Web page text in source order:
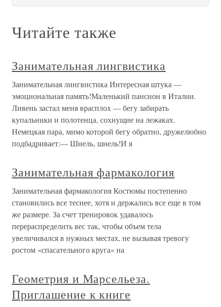
Читайте также
Занимательная лингвистика
Занимательная лингвистика Интересная штука —
эмоциональная память!Маленький пансион в Италии.
Ливень застал меня врасплох — бегу забирать
купальники и полотенца, сохнущие на лежаках.
Немецкая пара, мимо которой бегу обратно, дружелюбно
подбадривает:— Шнель, шнель!И я
Занимательная фармакология
Занимательная фармакология Костюмы постепенно
становились все теснее, хотя и держались все еще в том
же размере. За счет тренировок удавалось
перераспределить вес так, чтобы объем тела
увеличивался в нужных местах, не вызывая тревогу
ростом «спасательного круга» на
Геометрия и Марсельеза.
Приглашение к книге